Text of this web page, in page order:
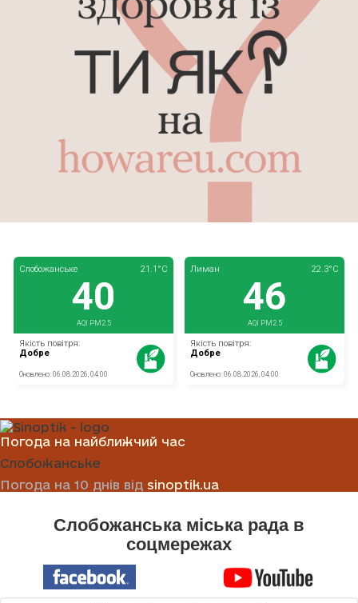
Погода на найближчий час
Слобожанське
Погода на 10 днів від sinoptik.ua
Слобожанська міська рада в
соцмережах